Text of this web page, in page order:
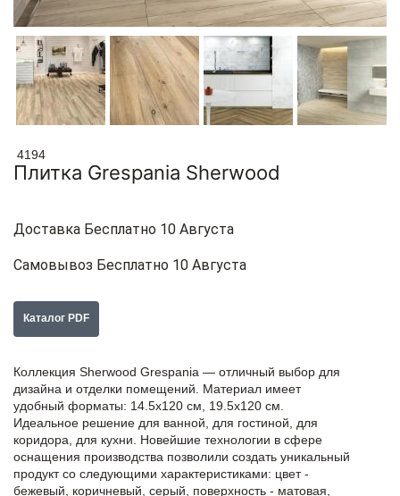
4194
Плитка Grespania Sherwood
Доставка Бесплатно 10 Августа
Самовывоз Бесплатно 10 Августа
Каталог PDF
Коллекция Sherwood Grespania — отличный выбор для
дизайна и отделки помещений. Материал имеет
удобный форматы: 14.5x120 см, 19.5x120 см.
Идеальное решение для ванной, для гостиной, для
коридора, для кухни. Новейшие технологии в сфере
оснащения производства позволили создать уникальный
продукт со следующими характеристиками: цвет -
бежевый, коричневый, серый, поверхность - матовая,